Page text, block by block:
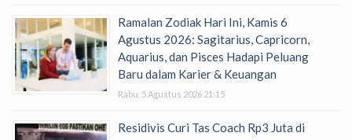
Ramalan Zodiak Hari Ini, Kamis 6
Agustus 2026: Sagitarius, Capricorn,
Aquarius, dan Pisces Hadapi Peluang
Baru dalam Karier & Keuangan
Rabu, 5 Agustus 2026 21:15
Residivis Curi Tas Coach Rp3 Juta di